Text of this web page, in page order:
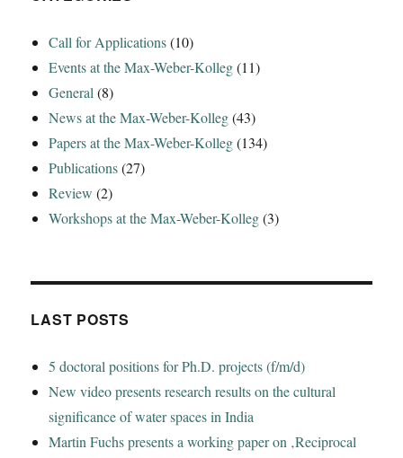
Call for Applications(10)
Events at the Max-Weber-Kolleg(11)
General (8)
News at the Max-Weber-Kolleg(43)
Papers at the Max-Weber-Kolleg(134)
Publications(27)
Review (2)
Workshops at the Max-Weber-Kolleg(3)
LAST POSTS
5 doctoral positions for Ph.D. projects (f/m/d)
New video presents research results on the cultural
significance of water spaces in India
Martin Fuchs presents a working paper on ‚Reciprocal